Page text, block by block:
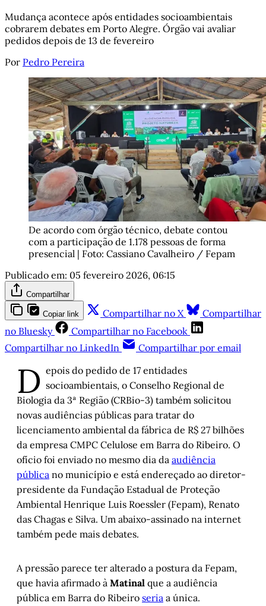
Mudança acontece após entidades socioambientais
cobrarem debates em Porto Alegre. Órgão vai avaliar
pedidos depois de 13 de fevereiro
Por Pedro Pereira
De acordo com órgão técnico, debate contou
com a participação de 1.178 pessoas de forma
presencial | Foto: Cassiano Cavalheiro / Fepam
Publicado em: 05 fevereiro 2026, 06:15
Compartilhar
Copiar link Compartilhar no X
Compartilhar
no Bluesky
Compartilhar no Facebook
Compartilhar no LinkedIn
Compartilhar por email
D epois do pedido de 17 entidades
socioambientais, o Conselho Regional de
Biologia da 3ª Região (CRBio-3) também solicitou
novas audiências públicas para tratar do
licenciamento ambiental da fábrica de R$ 27 bilhões
da empresa CMPC Celulose em Barra do Ribeiro. O
ofício foi enviado no mesmo dia da audiência
pública no município e está endereçado ao diretor-
presidente da Fundação Estadual de Proteção
Ambiental Henrique Luis Roessler (Fepam), Renato
das Chagas e Silva. Um abaixo-assinado na internet
também pede mais debates.
A pressão parece ter alterado a postura da Fepam,
que havia afirmado à Matinal que a audiência
pública em Barra do Ribeiro seria a única.